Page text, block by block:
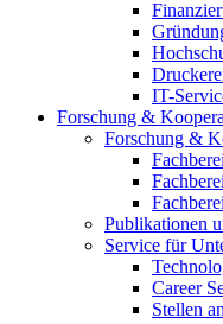
IT-
Forschung &
Forschung &
Publikationen
Service für
Career
Stellen